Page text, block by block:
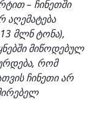
– ჩინეთში
აღემატება
მლნ ტონა),
მიწოდებულ
რომ
ჩინეთი არ